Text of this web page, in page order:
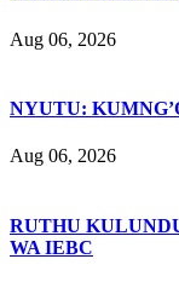
Aug 06, 2026
NYUTU:
Aug 06, 2026
RUTHU
WA IEBC